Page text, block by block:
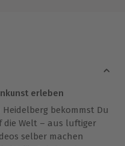
erleben
bekommst Du
die Welt – aus luftiger
selber machen